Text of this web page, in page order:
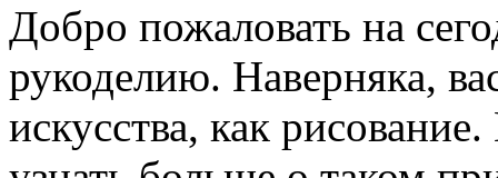
Добро пожаловать на
рукоделию. Наверняка,
искусства, как